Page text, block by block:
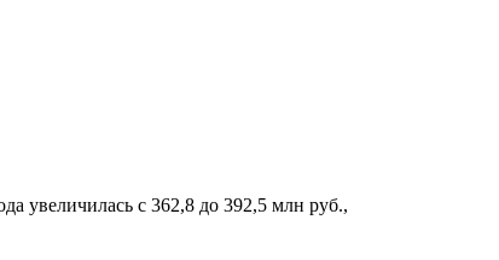
увеличилась с 362,8 до 392,5 млн руб.,